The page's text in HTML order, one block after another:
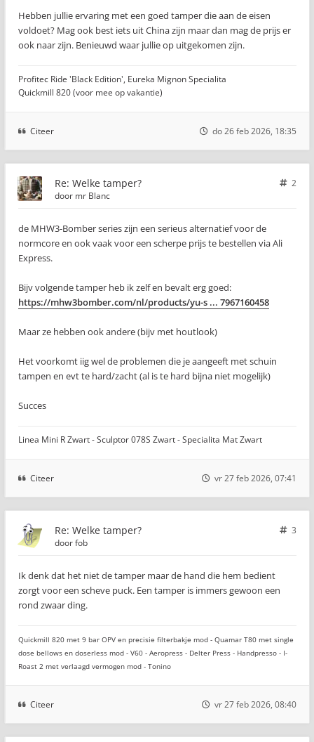
Hebben jullie ervaring met een goed tamper die aan de eisen
voldoet? Mag ook best iets uit China zijn maar dan mag de prijs er
ook naar zijn. Benieuwd waar jullie op uitgekomen zijn.
Profitec Ride 'Black Edition', Eureka Mignon Specialita
Quickmill 820 (voor mee op vakantie)
Citeer do 26 feb 2026, 18:35
Re: Welke tamper?
2
door mr Blanc
de MHW3-Bomber series zijn een serieus alternatief voor de
normcore en ook vaak voor een scherpe prijs te bestellen via Ali
Express.
Bijv volgende tamper heb ik zelf en bevalt erg goed:
https://mhw3bomber.com/nl/products/yu-s ... 7967160458
Maar ze hebben ook andere (bijv met houtlook)
Het voorkomt iig wel de problemen die je aangeeft met schuin
tampen en evt te hard/zacht (al is te hard bijna niet mogelijk)
Succes
Linea Mini R Zwart - Sculptor 078S Zwart - Specialita Mat Zwart
Citeer vr 27 feb 2026, 07:41
Re: Welke tamper?
3
doorfob
Ik denk dat het niet de tamper maar de hand die hem bedient
zorgt voor een scheve puck. Een tamper is immers gewoon een
rond zwaar ding.
Quickmill 820 met 9 bar OPV en precisie filterbakje mod - Quamar T80 met single
dose bellows en doserless mod - V60 - Aeropress - Delter Press - Handpresso - I-
Roast 2 met verlaagd vermogen mod - Tonino
Citeer vr 27 feb 2026, 08:40